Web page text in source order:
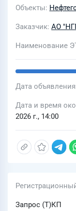
Объекты
Заказчик АО
Наименование
Дата объявления
Дата и время
2026 г., 14:00
Запрос (Т)КП